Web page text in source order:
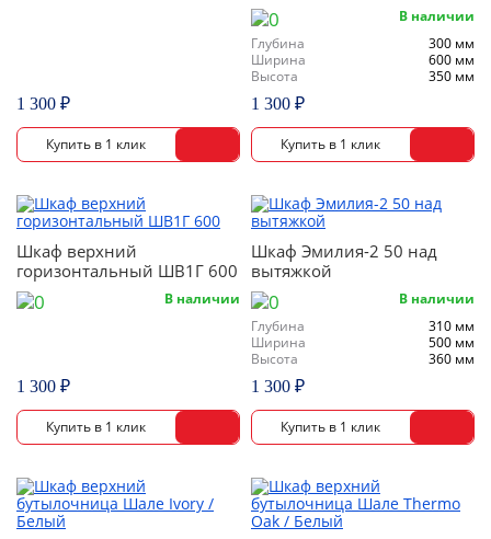
1 300 ₽
В наличии
Глубина
300 мм
Ширина
600 мм
Высота
350 мм
1 300 ₽
Шкаф верхний
горизонтальный ШВ1Г 600
В наличии
1 300 ₽
Шкаф Эмилия-2 50 над
вытяжкой
В наличии
Глубина
310 мм
Ширина
500 мм
Высота
360 мм
1 300 ₽